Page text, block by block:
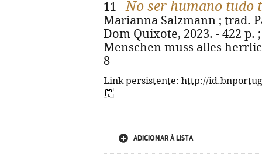
11 -No ser humano tudo
Marianna Salzmann ; trad.
Dom Quixote, 2023. - 422 p.
Menschen muss alles
8
Link persistente: http://
ADICIONAR À LISTA